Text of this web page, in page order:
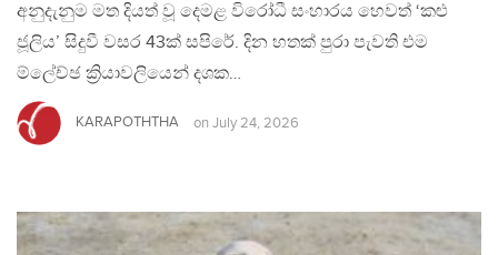
අනුදැනුම මත දියත් වූ දෙමළ විරෝධී සංහාරය හෙවත් ‘කළු
ජූලිය’ සිදුවී වසර 43ක් සපිරේ. දින හතක් පුරා පැවති එම
ම්ලේච්ඡ ක්‍රියාවලියෙන් දශක…
KARAPOTHTHA on July 24, 2026